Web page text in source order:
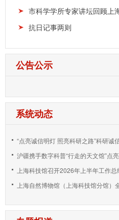
市科学学所专家讲坛回顾上
抗日记事两则
公告公示
系统动态
“点亮诚信明灯 照亮科研之路”科研诚
沪疆携手数字科普“行走的天文馆”点
上海科技馆召开2026年上半年工作
上海自然博物馆（上海科技馆分馆）